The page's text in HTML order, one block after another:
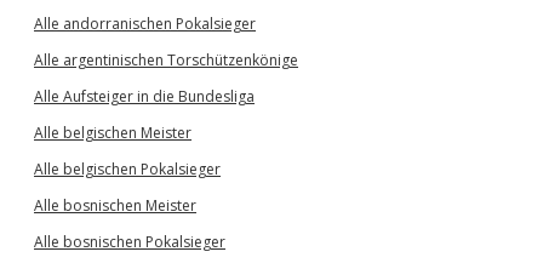
Alle andorranischen Pokalsieger
Alle argentinischen Torschützenkönige
Alle Aufsteiger in die Bundesliga
Alle belgischen Meister
Alle belgischen Pokalsieger
Alle bosnischen Meister
Alle bosnischen Pokalsieger